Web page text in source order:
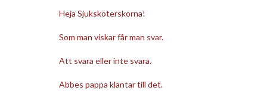
Heja Sjuksköterskorna!
Som man viskar får man svar.
Att svara eller inte svara.
Abbes pappa klantar till det.